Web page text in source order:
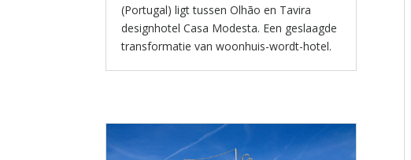
(Portugal) ligt tussen Olhão en Tavira
designhotel Casa Modesta. Een geslaagde
transformatie van woonhuis-wordt-hotel.